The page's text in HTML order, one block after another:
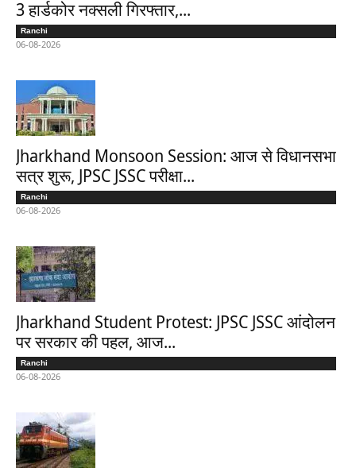
3 हार्डकोर नक्सली गिरफ्तार,...
Ranchi
06-08-2026
Jharkhand Monsoon Session: आज से विधानसभा
सत्र शुरू, JPSC JSSC परीक्षा...
Ranchi
06-08-2026
Jharkhand Student Protest: JPSC JSSC आंदोलन
पर सरकार की पहल, आज...
Ranchi
06-08-2026